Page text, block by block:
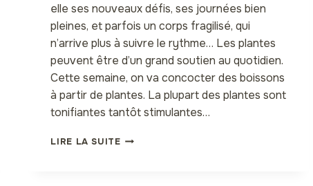
elle ses nouveaux défis, ses journées bien
pleines, et parfois un corps fragilisé, qui
n’arrive plus à suivre le rythme… Les plantes
peuvent être d’un grand soutien au quotidien.
Cette semaine, on va concocter des boissons
à partir de plantes. La plupart des plantes sont
tonifiantes tantôt stimulantes…
LIRE LA SUITEOXYMEL